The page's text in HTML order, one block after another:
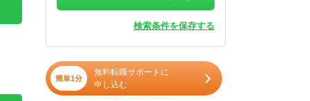
検索条件を保存する
簡単1分
無料転職サポートに
申し込む